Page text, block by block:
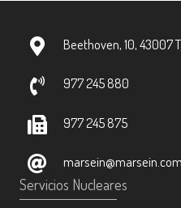
Beethoven, 10, 43007
977 245 880
977 245 875
marsein@marsein.com
Servicios Nucleares